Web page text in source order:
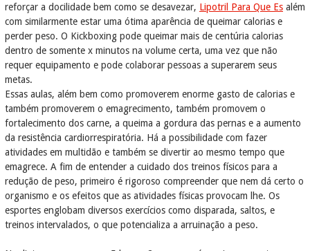
reforçar a docilidade bem como se desavezar, Lipotril Para Que Es além
com similarmente estar uma ótima aparência de queimar calorias e
perder peso. O Kickboxing pode queimar mais de centúria calorias
dentro de somente x minutos na volume certa, uma vez que não
requer equipamento e pode colaborar pessoas a superarem seus
metas.
Essas aulas, além bem como promoverem enorme gasto de calorias e
também promoverem o emagrecimento, também promovem o
fortalecimento dos carne, a queima a gordura das pernas e a aumento
da resistência cardiorrespiratória. Há a possibilidade com fazer
atividades em multidão e também se divertir ao mesmo tempo que
emagrece. A fim de entender a cuidado dos treinos físicos para a
redução de peso, primeiro é rigoroso compreender que nem dá certo o
organismo e os efeitos que as atividades físicas provocam lhe. Os
esportes englobam diversos exercícios como disparada, saltos, e
treinos intervalados, o que potencializa a arruinação a peso.